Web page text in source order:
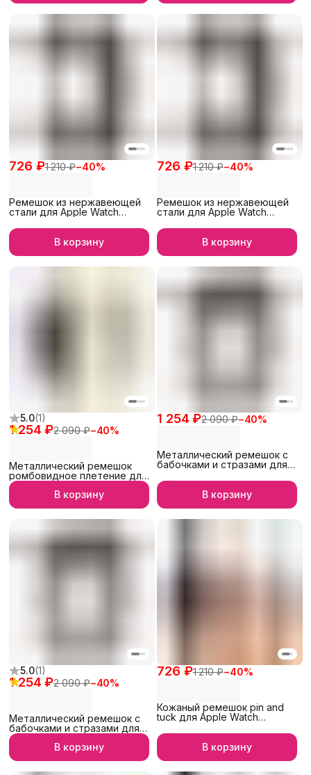
726 ₽1 210 ₽−40%
Ремешок из нержавеющей
стали для Apple Watch
(Черный)
В корзину
726 ₽1 210 ₽−40%
Ремешок из нержавеющей
стали для Apple Watch
(Черный)
В корзину
5.0(1)
1 254 ₽2 090 ₽−40%
Металлический ремешок
ромбовидное плетение для
Apple Watch 38/40/41 мм,
iGrape (Золотой)
В корзину
1 254 ₽2 090 ₽−40%
Металлический ремешок с
бабочками и стразами для
мм, iGrape (Черный)
В корзину
5.0(1)
1 254 ₽2 090 ₽−40%
Металлический ремешок с
бабочками и стразами для
Apple Watch 38/40/41 мм,
iGrape (Черный)
В корзину
726 ₽1 210 ₽−40%
Кожаный ремешок pin and
tuck для Apple Watch
(Коричневый)
В корзину